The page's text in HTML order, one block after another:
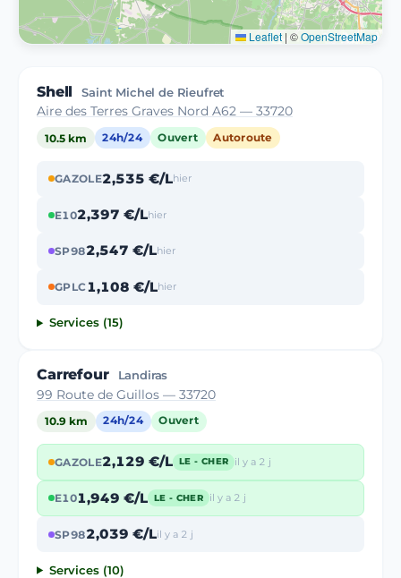
Leaflet | ©OpenStreetMap
Shell Saint Michel de Rieufret
Aire des Terres Graves Nord A62 — 33720
10.5 km 24h/24 Ouvert Autoroute
GAZOLE2,535 €/Lhier
E102,397 €/Lhier
SP982,547 €/Lhier
GPLC1,108 €/Lhier
Services (15)
Carrefour Landiras
99 Route de Guillos — 33720
10.9 km 24h/24 Ouvert
GAZOLE2,129 €/L LE - CHER il y a 2 j
E101,949 €/L LE - CHER il y a 2 j
SP982,039 €/Lil y a 2 j
Services (10)